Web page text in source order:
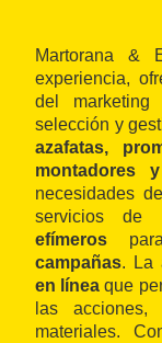
Martorana &
experiencia,
del marketing
selección y
azafatas,
montadores
necesidades
servicios de
efímeros
campañas. La
en línea que
las
materiales.